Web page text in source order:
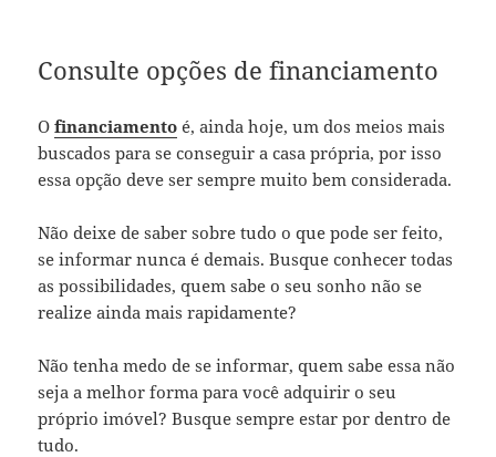
Consulte opções de financiamento
Ofinanciamento é, ainda hoje, um dos meios mais
buscados para se conseguir a casa própria, por isso
essa opção deve ser sempre muito bem considerada.
Não deixe de saber sobre tudo o que pode ser feito,
se informar nunca é demais. Busque conhecer todas
as possibilidades, quem sabe o seu sonho não se
realize ainda mais rapidamente?
Não tenha medo de se informar, quem sabe essa não
seja a melhor forma para você adquirir o seu
próprio imóvel? Busque sempre estar por dentro de
tudo.